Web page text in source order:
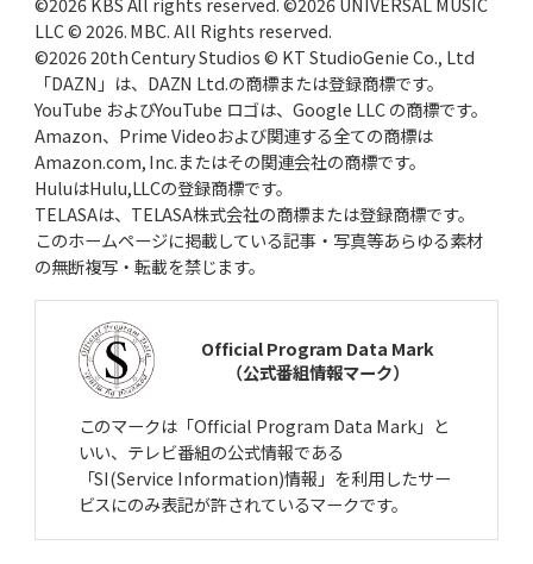
LLC © 2026. MBC. All Rights reserved.
©2026 20th Century Studios © KT StudioGenie Co., Ltd
「DAZN」は、DAZN Ltd.の商標または登録商標です。
YouTube およびYouTube ロゴは、Google LLC の商標です。
Amazon、Prime Videoおよび関連する全ての商標は
Amazon.com, Inc.またはその関連会社の商標です。
HuluはHulu,LLCの登録商標です。
TELASAは、TELASA株式会社の商標または登録商標です。
このホームページに掲載している記事・写真等あらゆる素材
の無断複写・転載を禁じます。
Official Program Data Mark
（公式番組情報マーク）
このマークは「Official Program Data Mark」と
いい、テレビ番組の公式情報である
「SI(Service Information)情報」を利用したサー
ビスにのみ表記が許されているマークです。